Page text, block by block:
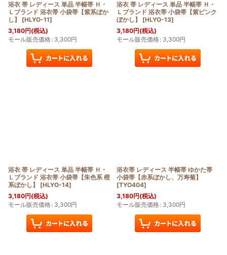
浴衣 帯 レディース 単品 半幅帯 Ｈ・
Ｌブランド 浴衣帯 小袋帯【紫系ぼか
し】
[HLYO-11]
3,180円(税込)
モール販売価格: 3,300円
浴衣 帯 レディース 単品 半幅帯 Ｈ・
Ｌブランド 浴衣帯 小袋帯【紫ピンク
ぼかし】
[HLYO-13]
3,180円(税込)
モール販売価格: 3,300円
浴衣 帯 レディース 単品 半幅帯 Ｈ・
Ｌブランド 浴衣帯 小袋帯【朱色系 橙
系ぼかし】
[HLYO-14]
3,180円(税込)
モール販売価格: 3,300円
浴衣帯 レディース 半幅帯 ゆかた帯
小袋帯【赤系ぼかし、万寿菊】
[TYO404]
3,180円(税込)
モール販売価格: 3,300円